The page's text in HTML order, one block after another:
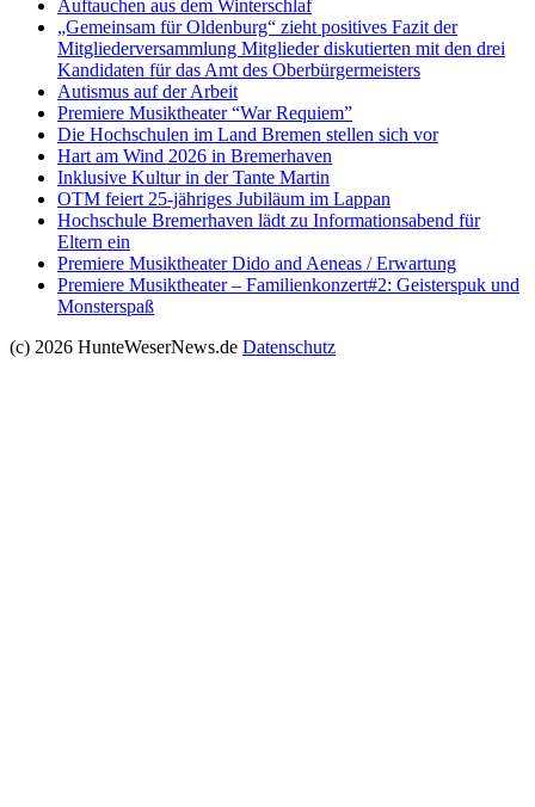
Auftauchen aus dem Winterschlaf
„Gemeinsam für Oldenburg“ zieht positives Fazit der
Mitgliederversammlung Mitglieder diskutierten mit den drei
Kandidaten für das Amt des Oberbürgermeisters
Autismus auf der Arbeit
Premiere Musiktheater “War Requiem”
Die Hochschulen im Land Bremen stellen sich vor
Hart am Wind 2026 in Bremerhaven
Inklusive Kultur in der Tante Martin
OTM feiert 25-jähriges Jubiläum im Lappan
Hochschule Bremerhaven lädt zu Informationsabend für
Eltern ein
Premiere Musiktheater Dido and Aeneas / Erwartung
Premiere Musiktheater – Familienkonzert#2: Geisterspuk und
Monsterspaß
(c) 2026 HunteWeserNews.de Datenschutz